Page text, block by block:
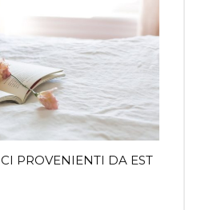
PROVENIENTI DA EST